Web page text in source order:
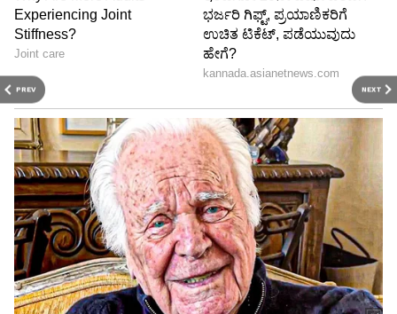
PREV NEXT
ನಾನು ನಡೆದು ಬಂದ ಹಾದಿಯ ಹಿಂದಿರುಗಿ ನೋಡಿದರೆ ನಾನು
ಅಲ್ಲಿಂದ ತಪ್ಪಿಸಿಕೊಂಡು ಬರಬಹುದು ಎಂಬ ಊಹೆಯೂ
ಇರಲಿಲ್ಲ, ಬಹುಶಃ ನನ್ನ ಇಡೀ ಜೀವನ ಅಲ್ಲೇ ಕಳೆದು
ಹೋಗಿರಬಹುದು. ಆದರೆ ನನ್ನ ಇಡೀ ಜೀವನವನ್ನು ಕತ್ತಲೆ
ಆಳುವುದಕ್ಕೆ ನಾ ಬಿಡಲಿಲ್ಲ, ಅದರ ಕಾರಣದಿಂದಲೇ ನಾನು
ಇಂದು ಇಲ್ಲಿದ್ದೇನೆ. ಅಲ್ಲದೇ ಘಟನೆ ನಡೆದು ಒಂದು ದಶಕದ
ನಂತರ ನಾನು ನನ್ನ ಕತೆಯನ್ನು ನಿಮಗೆ ಹೇಳುತ್ತಿದ್ದೇನೆ.
ಬದುಕಿನಲ್ಲೇ ಏನೇ ಸಂಭವಿಸಬಹುದು ಅವೆಲ್ಲದರಿಂದ ನಾವು
ಹೊರಗೆ ಬರಲು ಸಾಧ್ಯ ಎಂಬುದನ್ನು ನಾನು ನಿಮಗೆ ಈ
ಮೂಲಕ ನೆನಪಿಸುತ್ತಿದ್ದೇನೆ ಎಂದು ಹೇಳುತ್ತಾರೆ.